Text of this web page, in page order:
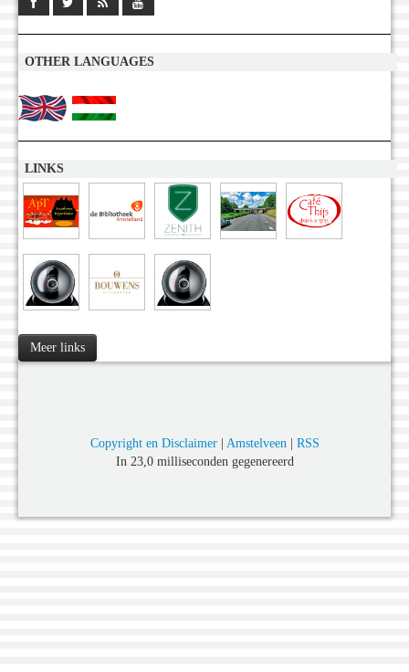
OTHER LANGUAGES
LINKS
Meer links
Copyright en Disclaimer| Amstelveen| RSS
In 23,0 milliseconden gegenereerd